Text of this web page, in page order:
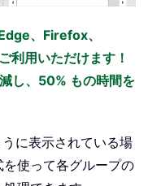
、Firefox、
利用いただけます！
し、50% もの時間を
に表示されている場
使って各グループの